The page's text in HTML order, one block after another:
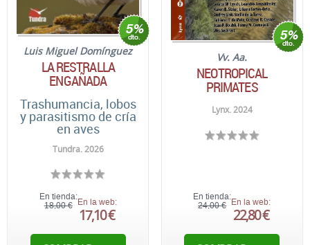
Luis Miguel Domínguez
LA RESTRALLA
ENGAÑADA
Trashumancia, lobos
y parasitismo de cría
en aves
Tundra. 2026
En tienda:
18,00 € En la web:
17,10 €
Vv. Aa.
NEOTROPICAL
PRIMATES
Lynx. 2024
En tienda:
24,00 € En la web:
22,80 €